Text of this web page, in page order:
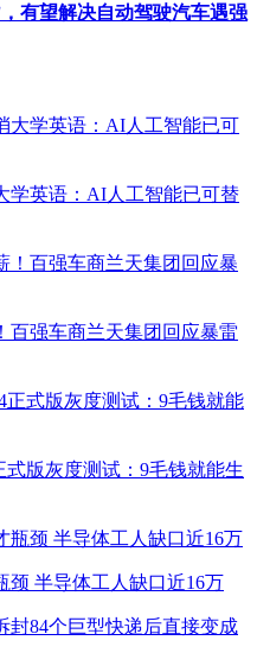
有望解决自动驾驶汽车遇强
学英语：AI人工智能已可替
百强车商兰天集团回应暴雷
式版灰度测试：9毛钱就能生
颈 半导体工人缺口近16万